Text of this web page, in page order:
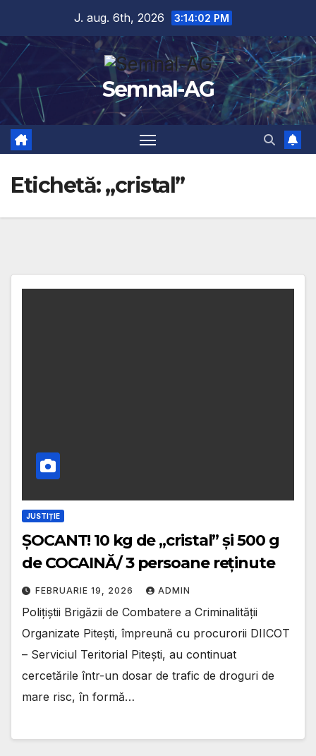
content
J. aug. 6th, 2026 3:14:02 PM
Semnal-AG
Etichetă:„cristal”
JUSTIȚIE
ȘOCANT! 10 kg de „cristal” și 500 g
de COCAINĂ/ 3 persoane reținute
FEBRUARIE 19, 2026 ADMIN
Polițiștii Brigăzii de Combatere a Criminalității
Organizate Pitești, împreună cu procurorii DIICOT
– Serviciul Teritorial Pitești, au continuat
cercetările într-un dosar de trafic de droguri de
mare risc, în formă…